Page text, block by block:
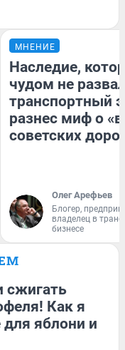
МНЕНИЕ
Наследие,
чудом не
транспортный
разнес миф о
советских
Олег Арефьев
Блогер,
владелец в
бизнесе
сжигать
Как я
яблони и